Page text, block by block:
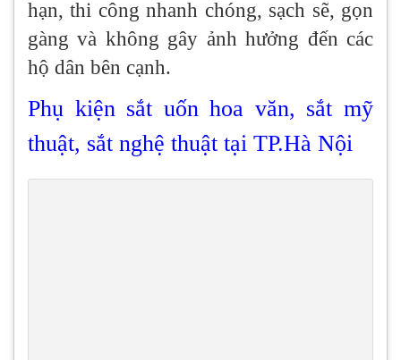
hạn, thi công nhanh chóng, sạch sẽ, gọn
gàng và không gây ảnh hưởng đến các
hộ dân bên cạnh.
Phụ kiện sắt uốn hoa văn, sắt mỹ
thuật, sắt nghệ thuật tại TP.Hà Nội